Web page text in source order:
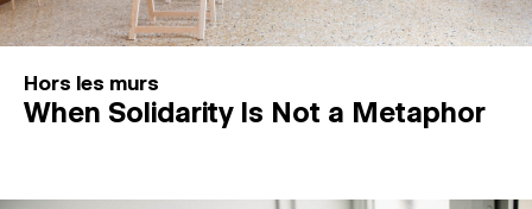
Hors les murs
When Solidarity Is Not a Metaphor